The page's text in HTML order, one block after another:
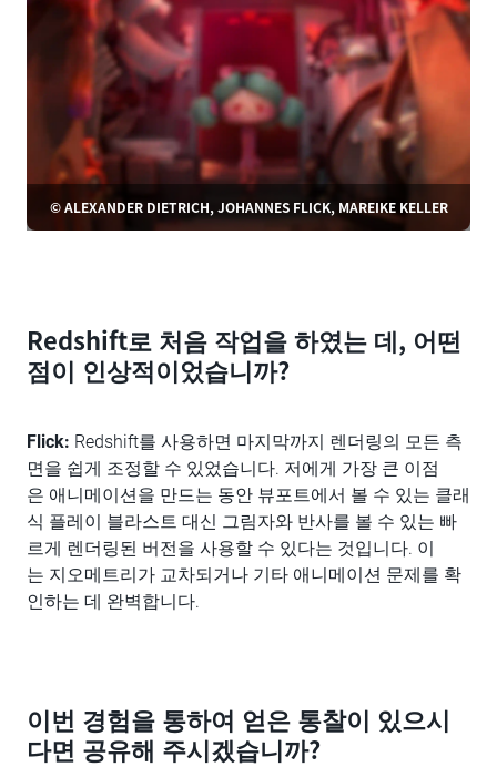
© ALEXANDER DIETRICH, JOHANNES FLICK, MAREIKE KELLER
Redshift로 처음 작업을 하였는 데, 어떤
점이 인상적이었습니까?
Flick: Redshift를 사용하면 마지막까지 렌더링의 모든 측
면을 쉽게 조정할 수 있었습니다. 저에게 가장 큰 이점
은 애니메이션을 만드는 동안 뷰포트에서 볼 수 있는 클래
식 플레이 블라스트 대신 그림자와 반사를 볼 수 있는 빠
르게 렌더링된 버전을 사용할 수 있다는 것입니다. 이
는 지오메트리가 교차되거나 기타 애니메이션 문제를 확
인하는 데 완벽합니다.
이번 경험을 통하여 얻은 통찰이 있으시
다면 공유해 주시겠습니까?